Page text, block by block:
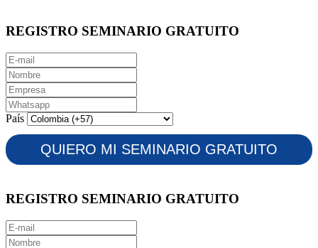
REGISTRO SEMINARIO GRATUITO
País
REGISTRO SEMINARIO GRATUITO